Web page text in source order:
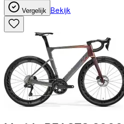
Vergelijk Bekijk